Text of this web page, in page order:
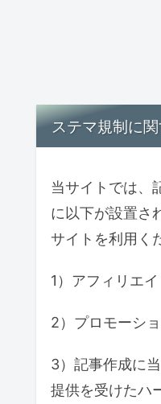
ステマ規制に
当サイトでは、
に以下が設置さ
サイトを利用く
1）アフィリエ
2）プロモーシ
3）記事作成に
提供を受けたハ